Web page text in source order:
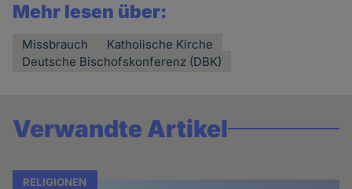
Mehr lesen über:
Missbrauch
Katholische Kirche
Deutsche Bischofskonferenz (DBK)
Verwandte Artikel
RELIGIONEN